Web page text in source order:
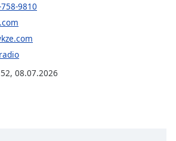
9810
, 08.07.2026